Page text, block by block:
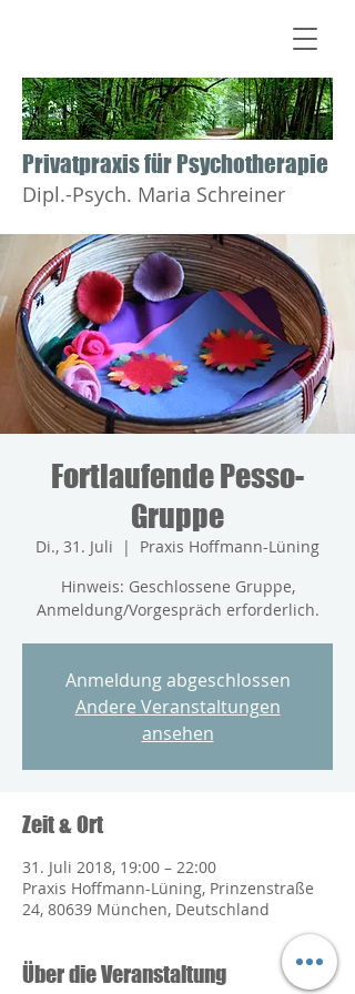
​​​​​​​Privatpraxis für Psychotherapie
Dipl.-Psych. Maria Schreiner
Fortlaufende Pesso-
Gruppe
Di., 31. Juli
  |
Praxis Hoffmann-Lüning
Hinweis: Geschlossene Gruppe,
Anmeldung/Vorgespräch erforderlich.
Anmeldung abgeschlossen
Andere Veranstaltungen
ansehen
Zeit & Ort
31. Juli 2018, 19:00 – 22:00
Praxis Hoffmann-Lüning, Prinzenstraße
24, 80639 München, Deutschland
Über die Veranstaltung